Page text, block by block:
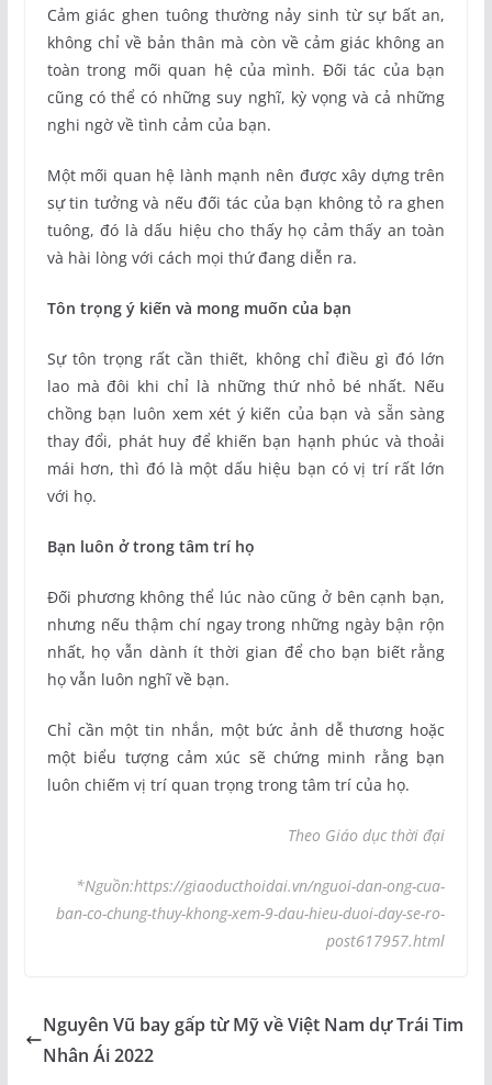
Cảm giác ghen tuông thường nảy sinh từ sự bất an,
không chỉ về bản thân mà còn về cảm giác không an
toàn trong mối quan hệ của mình. Đối tác của bạn
cũng có thể có những suy nghĩ, kỳ vọng và cả những
nghi ngờ về tình cảm của bạn.
Một mối quan hệ lành mạnh nên được xây dựng trên
sự tin tưởng và nếu đối tác của bạn không tỏ ra ghen
tuông, đó là dấu hiệu cho thấy họ cảm thấy an toàn
và hài lòng với cách mọi thứ đang diễn ra.
Tôn trọng ý kiến và mong muốn của bạn
Sự tôn trọng rất cần thiết, không chỉ điều gì đó lớn
lao mà đôi khi chỉ là những thứ nhỏ bé nhất. Nếu
chồng bạn luôn xem xét ý kiến của bạn và sẵn sàng
thay đổi, phát huy để khiến bạn hạnh phúc và thoải
mái hơn, thì đó là một dấu hiệu bạn có vị trí rất lớn
với họ.
Bạn luôn ở trong tâm trí họ
Đối phương không thể lúc nào cũng ở bên cạnh bạn,
nhưng nếu thậm chí ngay trong những ngày bận rộn
nhất, họ vẫn dành ít thời gian để cho bạn biết rằng
họ vẫn luôn nghĩ về bạn.
Chỉ cần một tin nhắn, một bức ảnh dễ thương hoặc
một biểu tượng cảm xúc sẽ chứng minh rằng bạn
luôn chiếm vị trí quan trọng trong tâm trí của họ.
Theo Giáo dục thời đại
*Nguồn:https://giaoducthoidai.vn/nguoi-dan-ong-cua-
ban-co-chung-thuy-khong-xem-9-dau-hieu-duoi-day-se-ro-
post617957.html
Nguyên Vũ bay gấp từ Mỹ về Việt Nam dự Trái Tim
Nhân Ái 2022